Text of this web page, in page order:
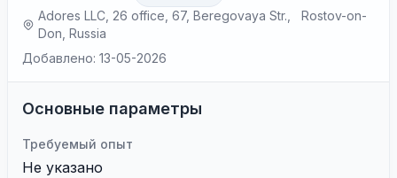
Adores LLC, 26 office, 67, Beregovaya Str., Rostov-on-
Don, Russia
Добавлено: 13-05-2026
Основные параметры
Требуемый опыт
Не указано